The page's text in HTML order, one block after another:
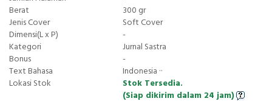
Berat
300 gr
Jenis Cover
Soft Cover
Dimensi(L x P)
-
Kategori
Jurnal Sastra
Bonus
-
Text Bahasa
Indonesia ··
Lokasi Stok
Stok Tersedia.
(Siap dikirim dalam 24 jam)